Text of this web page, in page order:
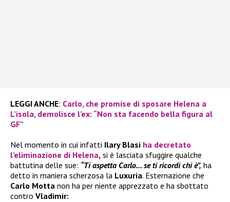
LEGGI ANCHE: Carlo, che promise di sposare Helena a
L’isola, demolisce l’ex: “Non sta facendo bella figura al
GF”
Nel momento in cui infatti Ilary Blasi ha decretato
l’eliminazione di Helena, si è lasciata sfuggire qualche
battutina delle sue: “Ti aspetta Carlo… se ti ricordi chi è”, ha
detto in maniera scherzosa la Luxuria. Esternazione che
Carlo Motta non ha per niente apprezzato e ha sbottato
contro Vladimir: